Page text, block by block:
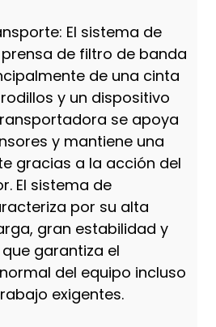
El sistema de
de filtro de banda
de una cinta
y un dispositivo
se apoya
y mantiene una
gracias a la acción del
El sistema de
por su alta
gran estabilidad y
garantiza el
del equipo incluso
exigentes.